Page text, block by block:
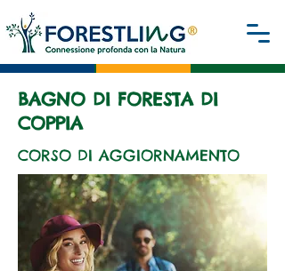
BAGNO DI FORESTA DI
COPPIA
CORSO DI AGGIORNAMENTO